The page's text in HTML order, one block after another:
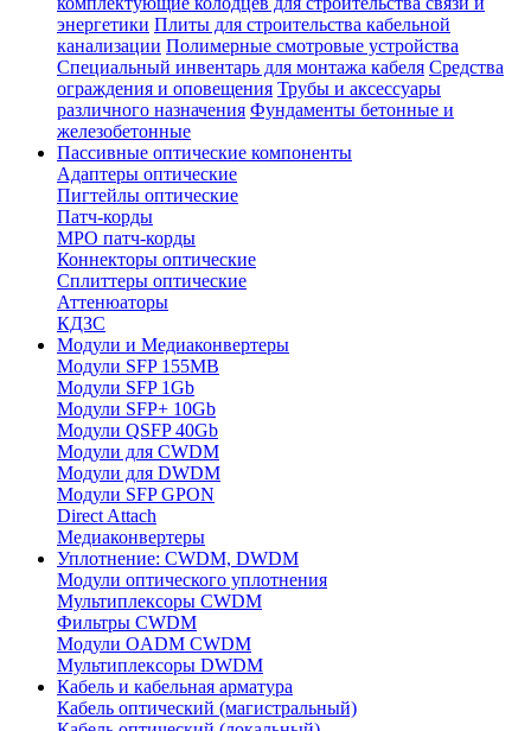
энергетики Плиты для строительства кабельной
канализации Полимерные смотровые устройства
Специальный инвентарь для монтажа кабеля Средства
ограждения и оповещения Трубы и аксессуары
различного назначения Фундаменты бетонные и
железобетонные
Пассивные оптические компоненты
Адаптеры оптические
Пигтейлы оптические
Патч-корды
MPO патч-корды
Коннекторы оптические
Сплиттеры оптические
Аттенюаторы
КДЗС
Модули и Медиаконвертеры
Модули SFP 155MB
Модули SFP 1Gb
Модули SFP+ 10Gb
Модули QSFP 40Gb
Модули для CWDM
Модули для DWDM
Модули SFP GPON
Direct Attach
Медиаконвертеры
Уплотнение: CWDM, DWDM
Модули оптического уплотнения
Мультиплексоры CWDM
Фильтры CWDM
Модули OADM CWDM
Мультиплексоры DWDM
Кабель и кабельная арматура
Кабель оптический (магистральный)